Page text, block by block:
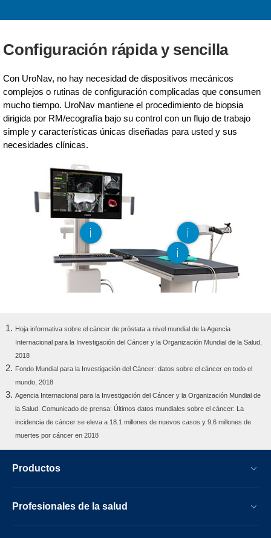
Configuración rápida y sencilla
Con UroNav, no hay necesidad de dispositivos mecánicos
complejos o rutinas de configuración complicadas que consumen
mucho tiempo. UroNav mantiene el procedimiento de biopsia
dirigida por RM/ecografía bajo su control con un flujo de trabajo
simple y características únicas diseñadas para usted y sus
necesidades clínicas.
Hoja informativa sobre el cáncer de próstata a nivel mundial de la Agencia
Internacional para la Investigación del Cáncer y la Organización Mundial de la Salud,
2018
Fondo Mundial para la Investigación del Cáncer: datos sobre el cáncer en todo el
mundo, 2018
Agencia Internacional para la Investigación del Cáncer y la Organización Mundial de
la Salud. Comunicado de prensa: Últimos datos mundiales sobre el cáncer: La
incidencia de cáncer se eleva a 18.1 millones de nuevos casos y 9,6 millones de
muertes por cáncer en 2018
Productos
Profesionales de la salud